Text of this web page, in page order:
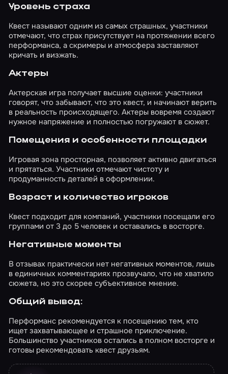
Уровень страха
Квест называют одним из самых страшных, участники
отмечают, что страх присутствует на протяжении всего
перформанса, а скримеры и атмосфера заставляют
кричать и визжать.
Актеры
Актерская игра получает высшие оценки: участники
говорят, что забывают, что это квест, и начинают верить
в реальность происходящего. Актеры вовремя создают
нужное напряжение и полностью погружают в сюжет.
Помещения и особенности площадки
Игровая зона просторная, позволяет активно двигаться
и прятаться. Участники отмечают чистоту и
продуманность деталей в оформлении.
Возраст и количество игроков
Квест подходит для компаний, участники посещали его
группами от 3 до 5 человек и оставались в восторге.
Негативные моменты
В отзывах практически нет негативных моментов, лишь
в единичных комментариях прозвучало, что не хватило
сюжета, но это скорее субъективное мнение.
Общий вывод:
Перформанс рекомендуется к посещению тем, кто
ищет захватывающее и страшное приключение.
Большинство участников остались в полном восторге и
готовы рекомендовать квест друзьям.